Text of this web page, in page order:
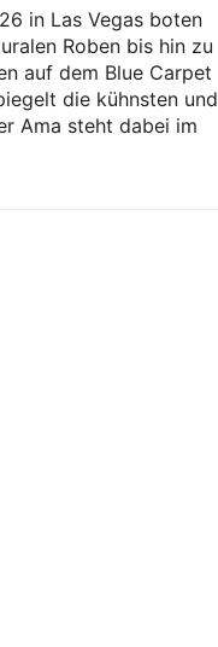
in Las Vegas boten
Roben bis hin zu
auf dem Blue Carpet
die kühnsten und
Ama steht dabei im